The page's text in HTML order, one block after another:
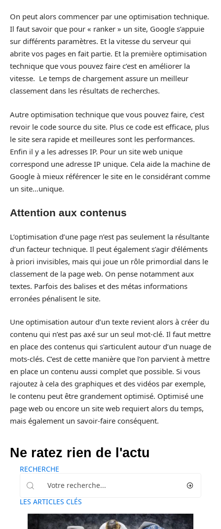
On peut alors commencer par une optimisation technique.
Il faut savoir que pour « ranker » un site, Google s’appuie
sur différents paramètres. Et la vitesse du serveur qui
abrite vos pages en fait partie. Et la première optimisation
technique que vous pouvez faire c’est en améliorer la
vitesse. Le temps de chargement assure un meilleur
classement dans les résultats de recherches.
Autre optimisation technique que vous pouvez faire, c’est
revoir le code source du site. Plus ce code est efficace, plus
le site sera rapide et meilleures sont les performances.
Enfin il y a les adresses IP. Pour un site web unique
correspond une adresse IP unique. Cela aide la machine de
Google à mieux référencer le site en le considérant comme
un site…unique.
Attention aux contenus
L’optimisation d’une page n’est pas seulement la résultante
d’un facteur technique. Il peut également s’agir d’éléments
à priori invisibles, mais qui joue un rôle primordial dans le
classement de la page web. On pense notamment aux
textes. Parfois des balises et des métas informations
erronées pénalisent le site.
Une optimisation autour d’un texte revient alors à créer du
contenu qui n’est pas axé sur un seul mot-clé. Il faut mettre
en place des contenus qui s’articulent autour d’un nuage de
mots-clés. C’est de cette manière que l’on parvient à mettre
en place un contenu aussi complet que possible. Si vous
rajoutez à cela des graphiques et des vidéos par exemple,
le contenu peut être grandement optimisé. Optimisé une
page web ou encore un site web requiert alors du temps,
mais également un savoir-faire conséquent.
Ne ratez rien de l'actu
RECHERCHE
LES ARTICLES CLÉS